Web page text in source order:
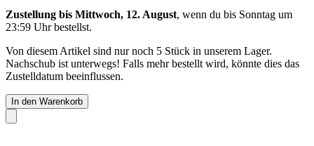
Zustellung bis Mittwoch, 12. August, wenn du bis Sonntag um
23:59 Uhrbestellst.
Von diesem Artikel sind nur noch 5 Stück in unserem Lager.
Nachschub ist unterwegs! Falls mehr bestellt wird, könnte dies das
Zustelldatum beeinflussen.
In den Warenkorb